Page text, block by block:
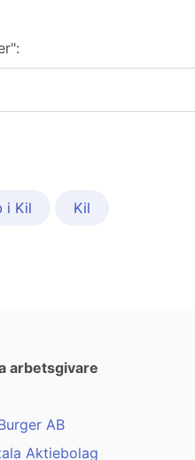
i Kil Kil
arbetsgivare
AB
Aktiebolag